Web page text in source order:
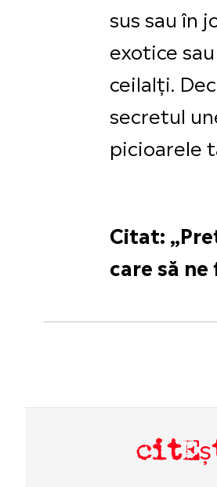
sus sau în
exotice
ceilalți.
secretul
picioarele
Citat:
care să